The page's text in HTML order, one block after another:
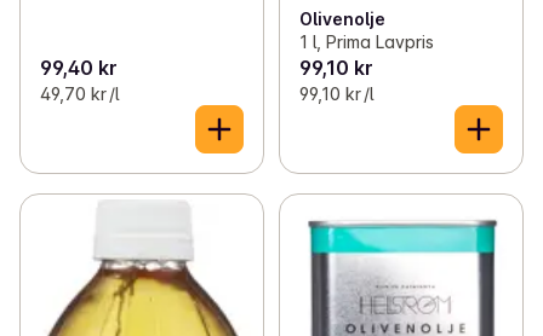
99,40 kr
49,70 kr /l
Olivenolje
1 l, Prima Lavpris
99,10 kr
99,10 kr /l